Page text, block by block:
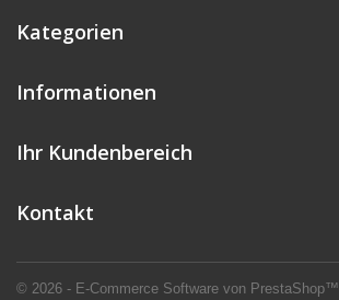
Kategorien
Informationen
© 2026 - E-Commerce Software von PrestaShop™
Ihr Kundenbereich
Kontakt